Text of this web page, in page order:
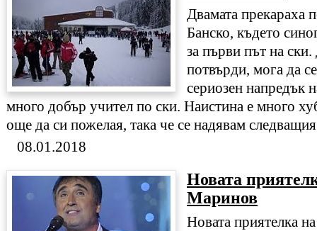
Двамата прекараха
Банско, където
за първи път на
потвърди, мога да
сериозен напредък
много добър учител по ски. Наистина е много
още да си пожелая, така че се надявам
08.01.2018
Новата
Маринов
Новата приятелка